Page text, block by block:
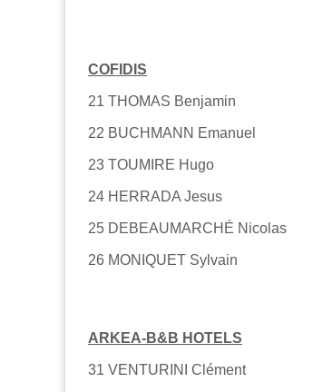
COFIDIS
21 THOMAS Benjamin
22 BUCHMANN Emanuel
23 TOUMIRE Hugo
24 HERRADA Jesus
25 DEBEAUMARCHÉ Nicolas
26 MONIQUET Sylvain
ARKEA-B&B HOTELS
31 VENTURINI Clément